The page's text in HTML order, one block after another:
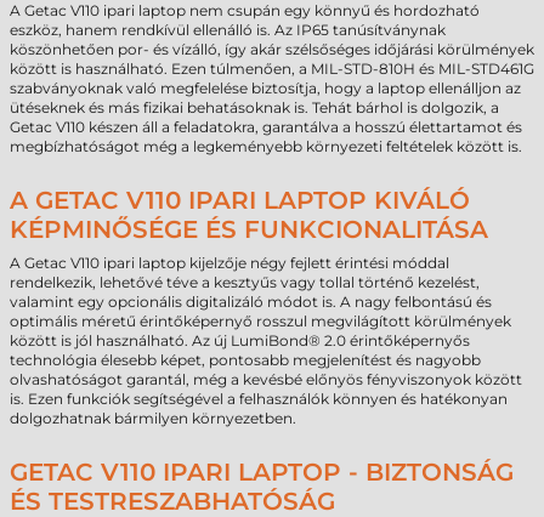
A Getac V110 ipari laptop nem csupán egy könnyű és hordozható
eszköz, hanem rendkívül ellenálló is. Az IP65 tanúsítványnak
köszönhetően por- és vízálló, így akár szélsőséges időjárási körülmények
között is használható. Ezen túlmenően, a MIL-STD-810H és MIL-STD461G
szabványoknak való megfelelése biztosítja, hogy a laptop ellenálljon az
ütéseknek és más fizikai behatásoknak is. Tehát bárhol is dolgozik, a
Getac V110 készen áll a feladatokra, garantálva a hosszú élettartamot és
megbízhatóságot még a legkeményebb környezeti feltételek között is.
A GETAC V110 IPARI LAPTOP KIVÁLÓ
KÉPMINŐSÉGE ÉS FUNKCIONALITÁSA
A Getac V110 ipari laptop kijelzője négy fejlett érintési móddal
rendelkezik, lehetővé téve a kesztyűs vagy tollal történő kezelést,
valamint egy opcionális digitalizáló módot is. A nagy felbontású és
optimális méretű érintőképernyő rosszul megvilágított körülmények
között is jól használható. Az új LumiBond® 2.0 érintőképernyős
technológia élesebb képet, pontosabb megjelenítést és nagyobb
olvashatóságot garantál, még a kevésbé előnyös fényviszonyok között
is. Ezen funkciók segítségével a felhasználók könnyen és hatékonyan
dolgozhatnak bármilyen környezetben.
GETAC V110 IPARI LAPTOP - BIZTONSÁG
ÉS TESTRESZABHATÓSÁG